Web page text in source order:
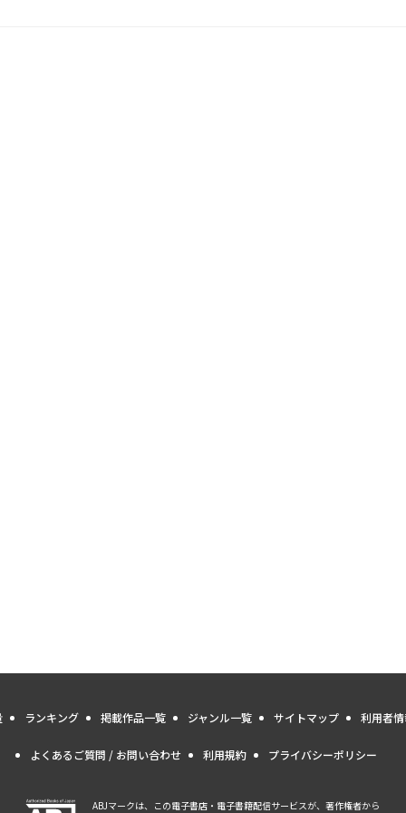
ランキング 掲載作品一覧 ジャンル一覧 サイトマップ 利用者
よくあるご質問 / お問い合わせ 利用規約 プライバシーポリシー
ABJマークは、この電子書店・電子書籍配信サービスが、著作権者から